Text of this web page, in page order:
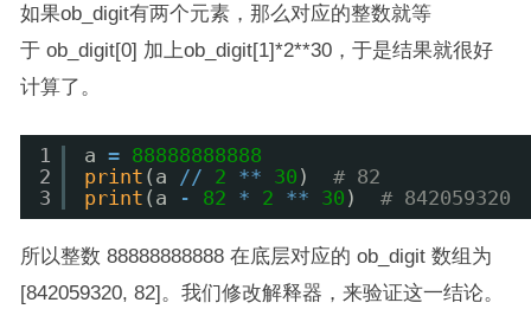
如果ob_digit有两个元素，那么对应的整数就等
于 ob_digit[0] 加上ob_digit[1]*2**30，于是结果就很好
计算了。
1
2
3
a = 88888888888
print (a // 2 ** 30 ) # 82
print (a - 82 * 2 ** 30 ) # 842059320
所以整数 88888888888 在底层对应的 ob_digit 数组为
[842059320, 82]。我们修改解释器，来验证这一结论。